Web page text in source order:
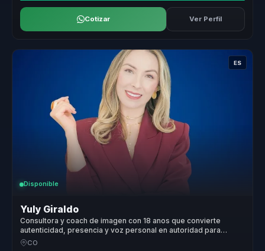
Cotizar Ver Perfil
ES
Disponible
Yuly Giraldo
Consultora y coach de imagen con 18 anos que convierte
autenticidad, presencia y voz personal en autoridad para
lideres.
CO